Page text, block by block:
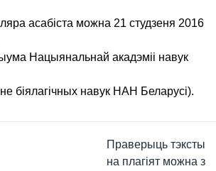
асабіста можна 21 студзеня 2016
Нацыянальнай акадэміі навук
біялагічных навук НАН Беларусі).
Праверыць тэксты
на плагіят можна з